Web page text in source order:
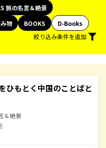
旅の名言＆絶景
物 BOOKS
D-Books
絞り込み条件を追加
ひもとく中国のことばと
＆絶景